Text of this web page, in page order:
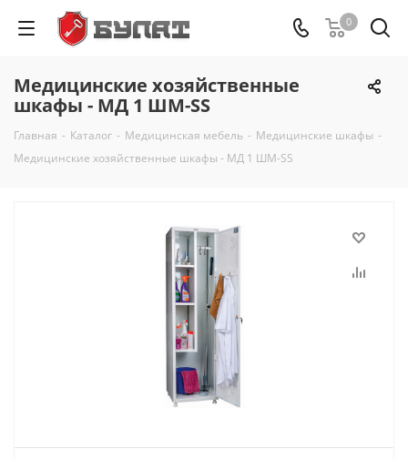
0
Медицинские хозяйственные
шкафы - МД 1 ШМ-SS
Главная - Каталог - Медицинская мебель - Медицинские шкафы -
Медицинские хозяйственные шкафы - МД 1 ШМ-SS